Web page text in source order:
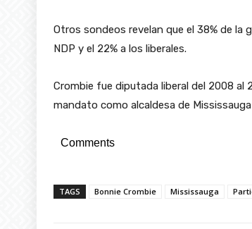
Otros sondeos revelan que el 38% de
NDP y el 22% a los liberales.
Crombie fue diputada liberal del 2008 al
mandato como alcaldesa de
Comments
TAGS Bonnie Crombie Mississauga